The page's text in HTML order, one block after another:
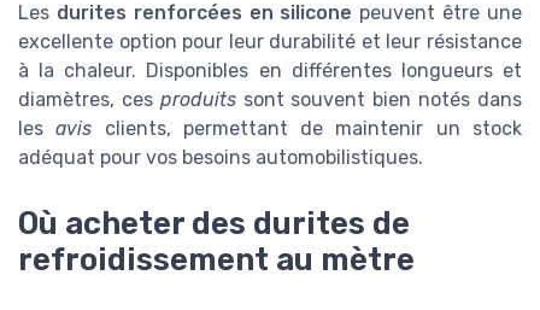
Les durites renforcées en silicone peuvent être une
excellente option pour leur durabilité et leur résistance
à la chaleur. Disponibles en différentes longueurs et
diamètres, ces produitssont souvent bien notés dans
lesavis clients, permettant de maintenir un stock
adéquat pour vos besoins automobilistiques.
Où acheter des durites de
refroidissement au mètre